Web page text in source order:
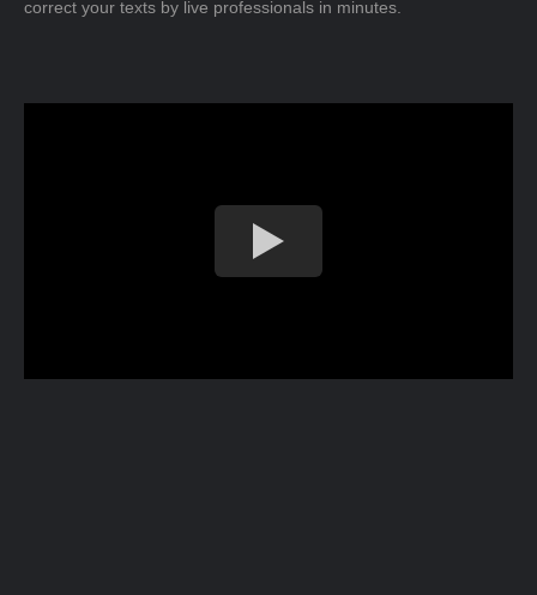
correct your texts by live professionals in minutes.